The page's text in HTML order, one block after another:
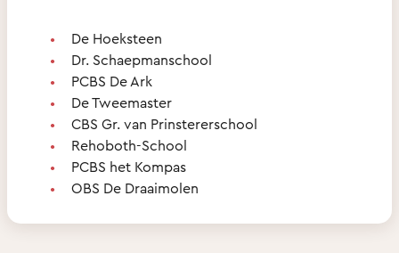
De Hoeksteen
Dr. Schaepmanschool
PCBS De Ark
De Tweemaster
CBS Gr. van Prinstererschool
Rehoboth-School
PCBS het Kompas
OBS De Draaimolen